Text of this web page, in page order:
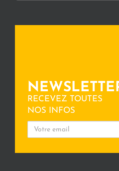
RECEVEZ TOUTES
NOS INFOS